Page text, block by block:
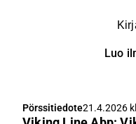
Luo
Pörssitiedote21.4.2026